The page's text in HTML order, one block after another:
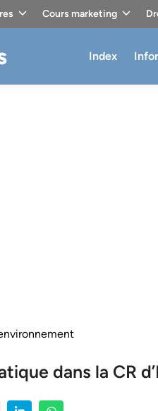
Cours marketing
Index
dans la CR